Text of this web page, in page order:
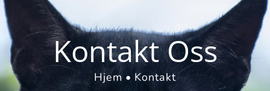
Kontakt Oss
Hjem Kontakt